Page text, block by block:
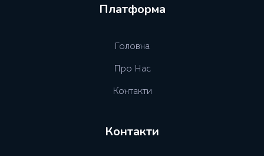
Платформа
Головна
Про Нас
Контакти
Контакти